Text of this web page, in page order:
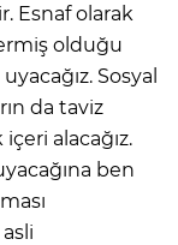
Esnaf olarak
olduğu
Sosyal
da taviz
alacağız.
ben